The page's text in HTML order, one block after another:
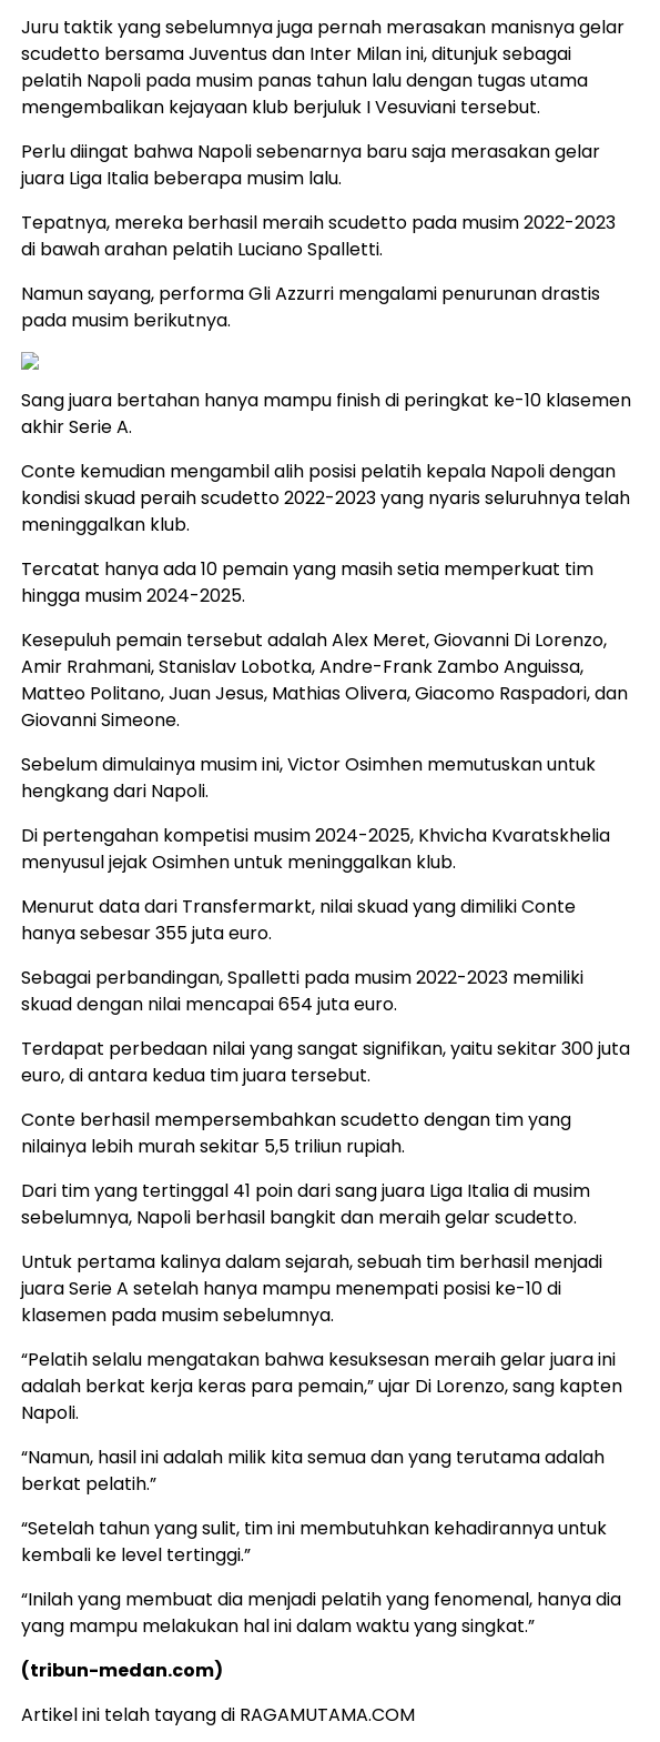
Juru taktik yang sebelumnya juga pernah merasakan manisnya gelar
scudetto bersama Juventus dan Inter Milan ini, ditunjuk sebagai
pelatih Napoli pada musim panas tahun lalu dengan tugas utama
mengembalikan kejayaan klub berjuluk I Vesuviani tersebut.
Perlu diingat bahwa Napoli sebenarnya baru saja merasakan gelar
juara Liga Italia beberapa musim lalu.
Tepatnya, mereka berhasil meraih scudetto pada musim 2022-2023
di bawah arahan pelatih Luciano Spalletti.
Namun sayang, performa Gli Azzurri mengalami penurunan drastis
pada musim berikutnya.
Sang juara bertahan hanya mampu finish di peringkat ke-10 klasemen
akhir Serie A.
Conte kemudian mengambil alih posisi pelatih kepala Napoli dengan
kondisi skuad peraih scudetto 2022-2023 yang nyaris seluruhnya telah
meninggalkan klub.
Tercatat hanya ada 10 pemain yang masih setia memperkuat tim
hingga musim 2024-2025.
Kesepuluh pemain tersebut adalah Alex Meret, Giovanni Di Lorenzo,
Amir Rrahmani, Stanislav Lobotka, Andre-Frank Zambo Anguissa,
Matteo Politano, Juan Jesus, Mathias Olivera, Giacomo Raspadori, dan
Giovanni Simeone.
Sebelum dimulainya musim ini, Victor Osimhen memutuskan untuk
hengkang dari Napoli.
Di pertengahan kompetisi musim 2024-2025, Khvicha Kvaratskhelia
menyusul jejak Osimhen untuk meninggalkan klub.
Menurut data dari Transfermarkt, nilai skuad yang dimiliki Conte
hanya sebesar 355 juta euro.
Sebagai perbandingan, Spalletti pada musim 2022-2023 memiliki
skuad dengan nilai mencapai 654 juta euro.
Terdapat perbedaan nilai yang sangat signifikan, yaitu sekitar 300 juta
euro, di antara kedua tim juara tersebut.
Conte berhasil mempersembahkan scudetto dengan tim yang
nilainya lebih murah sekitar 5,5 triliun rupiah.
Dari tim yang tertinggal 41 poin dari sang juara Liga Italia di musim
sebelumnya, Napoli berhasil bangkit dan meraih gelar scudetto.
Untuk pertama kalinya dalam sejarah, sebuah tim berhasil menjadi
juara Serie A setelah hanya mampu menempati posisi ke-10 di
klasemen pada musim sebelumnya.
“Pelatih selalu mengatakan bahwa kesuksesan meraih gelar juara ini
adalah berkat kerja keras para pemain,” ujar Di Lorenzo, sang kapten
Napoli.
“Namun, hasil ini adalah milik kita semua dan yang terutama adalah
berkat pelatih.”
“Setelah tahun yang sulit, tim ini membutuhkan kehadirannya untuk
kembali ke level tertinggi.”
“Inilah yang membuat dia menjadi pelatih yang fenomenal, hanya dia
yang mampu melakukan hal ini dalam waktu yang singkat.”
(tribun-medan.com)
Artikel ini telah tayang di RAGAMUTAMA.COM